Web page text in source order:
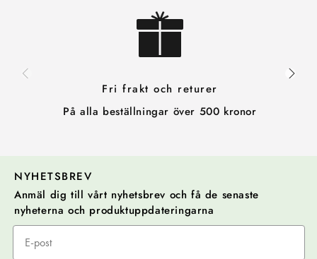
Fri frakt och returer
På alla beställningar över 500 kronor
NYHETSBREV
Anmäl dig till vårt nyhetsbrev och få de senaste
nyheterna och produktuppdateringarna